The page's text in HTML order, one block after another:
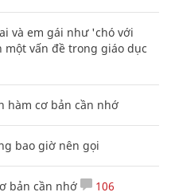
và em gái như 'chó với
vấn đề trong giáo dục
hàm cơ bản cần nhớ
bao giờ nên gọi
bản cần nhớ 106